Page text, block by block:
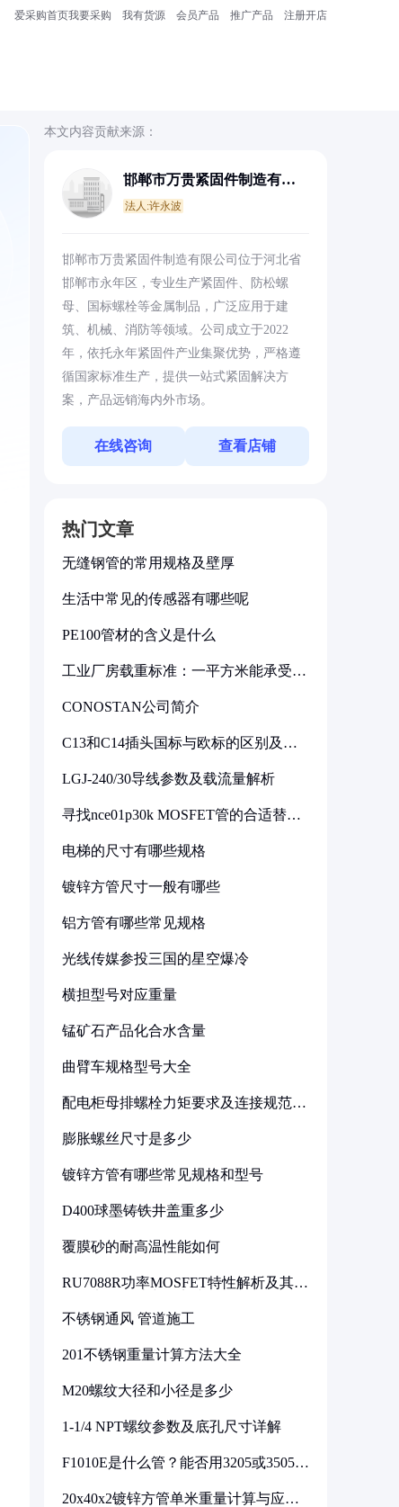
爱采购首页我要采购 我有货源 会员产品 推广产品 注册开店
本文内容贡献来源：
邯郸市万贵紧固件制造有限
法人:许永波
邯郸市万贵紧固件制造有限公司位于河北省
邯郸市永年区，专业生产紧固件、防松螺
母、国标螺栓等金属制品，广泛应用于建
筑、机械、消防等领域。公司成立于2022
年，依托永年紧固件产业集聚优势，严格遵
循国家标准生产，提供一站式紧固解决方
案，产品远销海内外市场。
在线咨询 查看店铺
热门文章
无缝钢管的常用规格及壁厚
生活中常见的传感器有哪些呢
PE100管材的含义是什么
工业厂房载重标准：一平方米能承受多
CONOSTAN公司简介
C13和C14插头国标与欧标的区别及其
LGJ-240/30导线参数及载流量解析
寻找nce01p30k MOSFET管的合适替代
电梯的尺寸有哪些规格
镀锌方管尺寸一般有哪些
铝方管有哪些常见规格
光线传媒参投三国的星空爆冷
横担型号对应重量
锰矿石产品化合水含量
曲臂车规格型号大全
配电柜母排螺栓力矩要求及连接规范详
膨胀螺丝尺寸是多少
镀锌方管有哪些常见规格和型号
D400球墨铸铁井盖重多少
覆膜砂的耐高温性能如何
RU7088R功率MOSFET特性解析及其在
不锈钢通风 管道施工
201不锈钢重量计算方法大全
M20螺纹大径和小径是多少
1-1/4 NPT螺纹参数及底孔尺寸详解
F1010E是什么管？能否用3205或3505代
20x40x2镀锌方管单米重量计算与应用